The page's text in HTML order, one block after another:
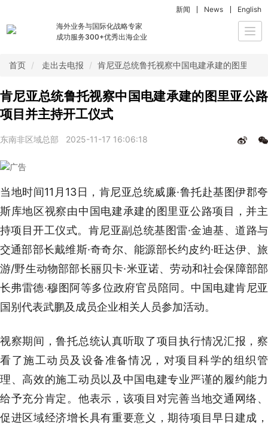
海外业务与国际化战略专家
成功服务300+优秀出海企业
新闻 News English
首页 走出去电报 肯尼亚总统鲁托视察中国电建承建的图里亚
肯尼亚总统鲁托视察中国电建承建的图里亚公路
项目并主持开工仪式
东南非区域总部 2025-11-17 16:06:18
当地时间11月13日，肯尼亚总统威廉·鲁托赴基图伊郡夸
斯库地区视察由中国电建承建的图里亚公路项目，并主
持项目开工仪式。肯尼亚副总统基图雷·金迪基、道路与
交通部部长戴维斯·奇奇尔、能源部长约皮约·旺达伊、旅
游/野生动物部部长丽贝卡·米亚诺、劳动和社会保障部部
长弗雷德·穆图阿等多位政府官员陪同。中国电建肯尼亚
国别代表武鹏及成员企业相关人员参加活动。
视察期间，鲁托总统认真听取了项目执行情况汇报，察
看了施工动员及设备准备情况，对项目科学的组织管
理、高效的施工动员以及中国电建专业严谨的履约能力
给予充分肯定。他表示，该项目对完善当地交通网络、
促进区域经济增长具有重要意义，期待项目早日建成，